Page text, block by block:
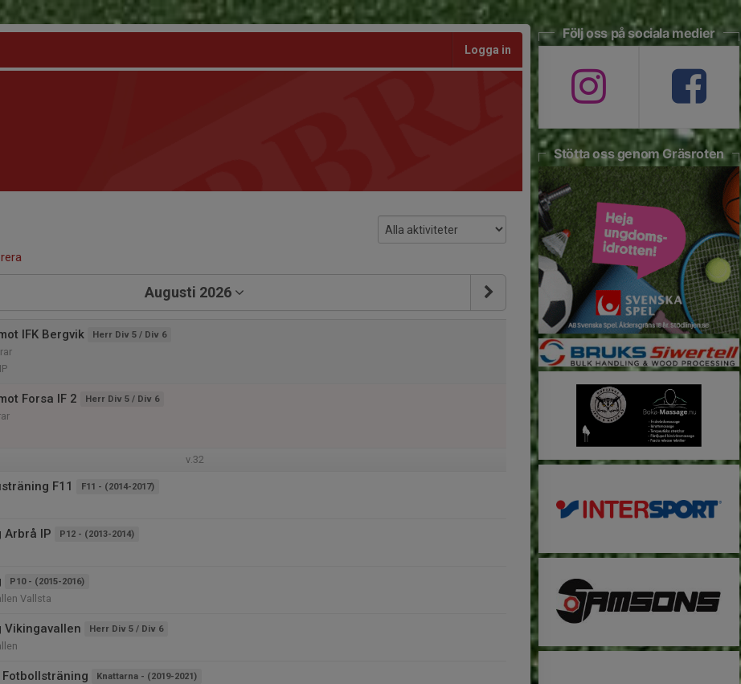
Logga in
Augusti 2026
IFK Bergvik Herr Div 5 / Div 6
Forsa IF 2 Herr Div 5 / Div 6
v.32
F11 F11 - (2014-2017)
Arbrå IP P12 - (2013-2014)
P10 - (2015-2016)
Vallsta
Vikingavallen Herr Div 5 / Div 6
Fotbollsträning Knattarna - (2019-2021)
Följ oss på sociala medier
Stötta oss genom Gräsroten